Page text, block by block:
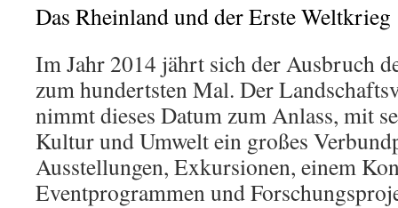
Das Rheinland und der Erste Weltkrieg
Im Jahr 2014 jährt sich der Ausbruch
zum hundertsten Mal. Der
nimmt dieses Datum zum Anlass, mit
Kultur und Umwelt ein großes
Ausstellungen, Exkursionen, einem
Eventprogrammen und